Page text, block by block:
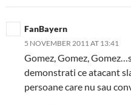
FanBayern
5 NOVEMBER 2011 AT 13:41
Gomez, Gomez,
demonstrati ce atacant
persoane care nu sau